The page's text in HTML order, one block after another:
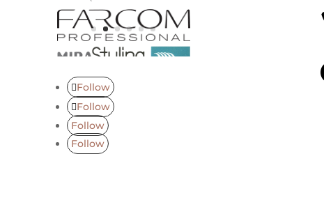
Follow
Follow
Follow
Follow